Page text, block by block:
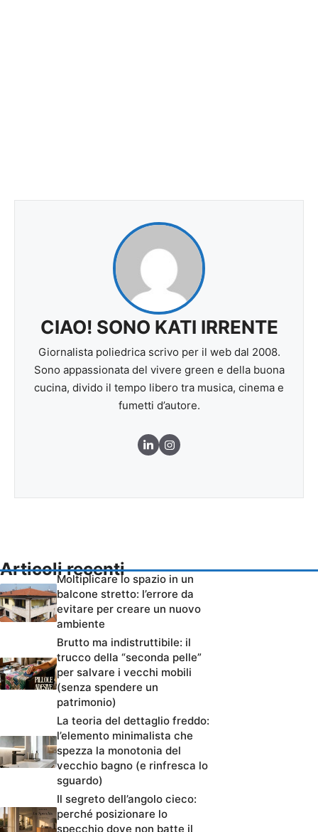
CIAO! SONO KATI IRRENTE
Giornalista poliedrica scrivo per il web dal 2008.
Sono appassionata del vivere green e della buona
cucina, divido il tempo libero tra musica, cinema e
fumetti d’autore.
Articoli recenti
Moltiplicare lo spazio in un
balcone stretto: l’errore da
evitare per creare un nuovo
ambiente
Brutto ma indistruttibile: il
trucco della “seconda pelle”
per salvare i vecchi mobili
(senza spendere un
patrimonio)
La teoria del dettaglio freddo:
l’elemento minimalista che
spezza la monotonia del
vecchio bagno (e rinfresca lo
sguardo)
Il segreto dell’angolo cieco:
perché posizionare lo
specchio dove non batte il